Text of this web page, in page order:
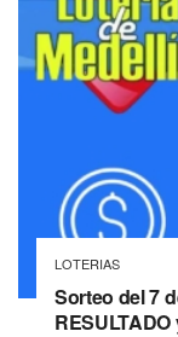
LOTERIAS
Sorteo del 7